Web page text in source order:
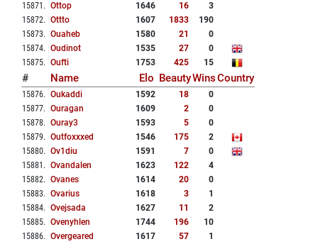
15871 . Ottop 1646 16
3
15872. Ottto 1607 1833
190
15873. Ouaheb 1580 21
0
15874. Oudinot 1535 27
0
15875. Oufti 1753 425 15
# Name Elo BeautyWinsCountry
15876. Oukaddi 1592 18
0
15877. Ouragan 1609 2
0
15878. Ouray3 1593 5
0
15879. Outfoxxxed 1546 175
2
15880. Ov1diu 1591 7
0
15881 . Ovandalen 1623 122
4
15882. Ovanes 1614 20
0
15883. Ovarius 1618 3
1
15884. Ovejsada 1627 11
2
15885. Ovenyhlen 1744 196
10
15886. Overgeared 1617 57
1